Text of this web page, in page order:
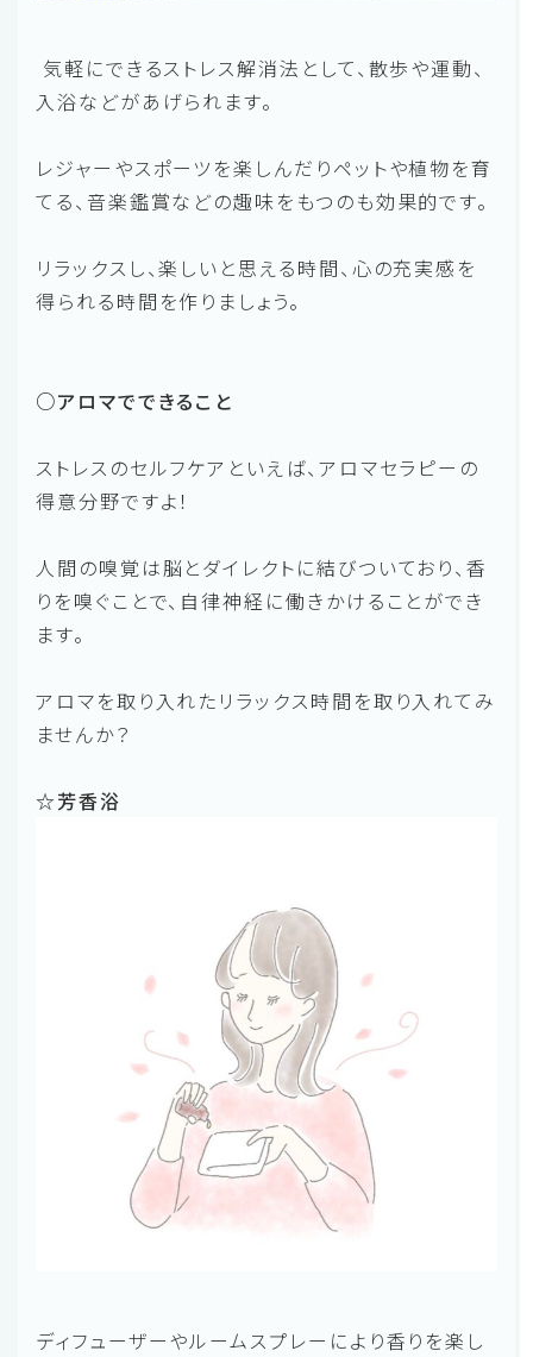
気軽にできるストレス解消法として、散歩や運動、
入浴などがあげられます。
レジャーやスポーツを楽しんだりペットや植物を育
てる、音楽鑑賞などの趣味をもつのも効果的です。
リラックスし、楽しいと思える時間、心の充実感を
得られる時間を作りましょう。
○アロマでできること
ストレスのセルフケアといえば、アロマセラピーの
得意分野ですよ！
人間の嗅覚は脳とダイレクトに結びついており、香
りを嗅ぐことで、自律神経に働きかけることができ
ます。
アロマを取り入れたリラックス時間を取り入れてみ
ませんか？
☆芳香浴
ディフューザーやルームスプレーにより香りを楽し